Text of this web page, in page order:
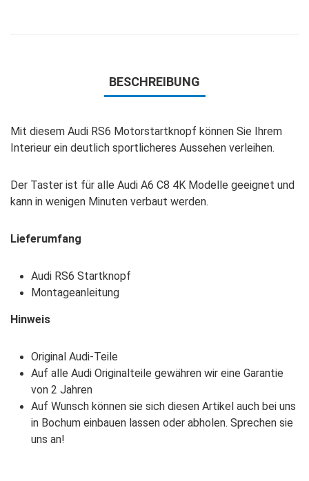
BESCHREIBUNG
Mit diesem Audi RS6 Motorstartknopf können Sie Ihrem
Interieur ein deutlich sportlicheres Aussehen verleihen.
Der Taster ist für alle Audi A6 C8 4K Modelle geeignet und
kann in wenigen Minuten verbaut werden.
Lieferumfang
Audi RS6 Startknopf
Montageanleitung
Hinweis
Original Audi-Teile
Auf alle Audi Originalteile gewähren wir eine Garantie
von 2 Jahren
Auf Wunsch können sie sich diesen Artikel auch bei uns
in Bochum einbauen lassen oder abholen. Sprechen sie
uns an!